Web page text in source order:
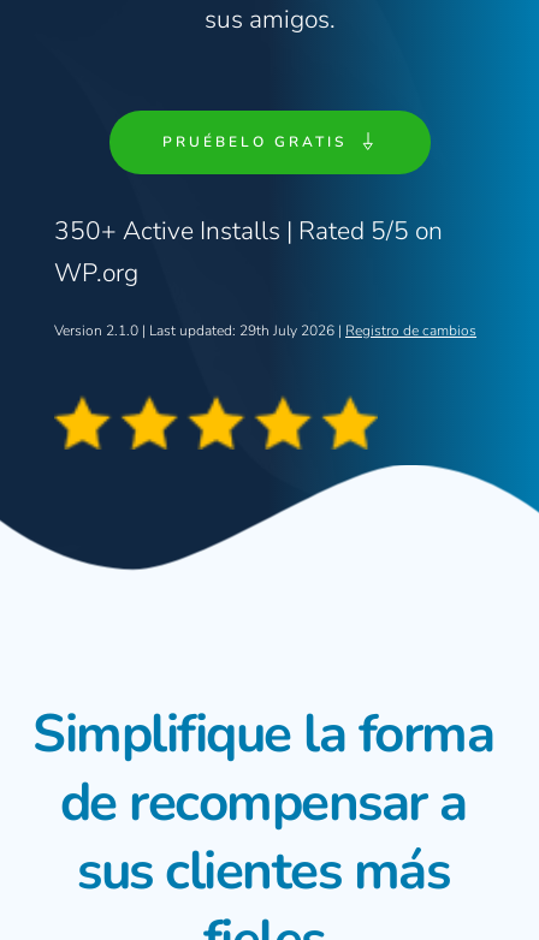
sus amigos.
PRUÉBELO GRATIS
350+ Active Installs | Rated 5/5 on
WP.org
Version 2.1.0 | Last updated: 29th July 2026 | Registro de cambios
Simplifique la forma
de recompensar a
sus clientes más